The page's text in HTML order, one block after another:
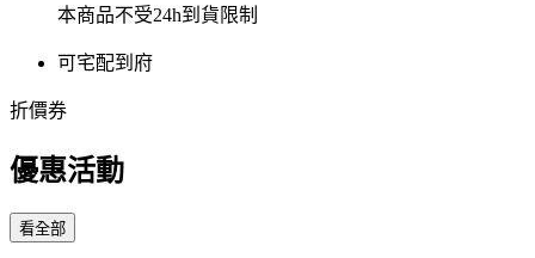
本商品不受24h到貨限制
可宅配到府
折價券
優惠活動
看全部